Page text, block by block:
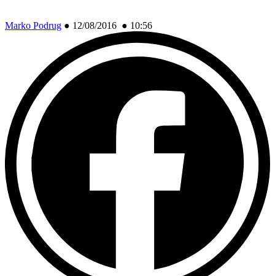
Marko Podrug ● 12/08/2016 ● 10:56